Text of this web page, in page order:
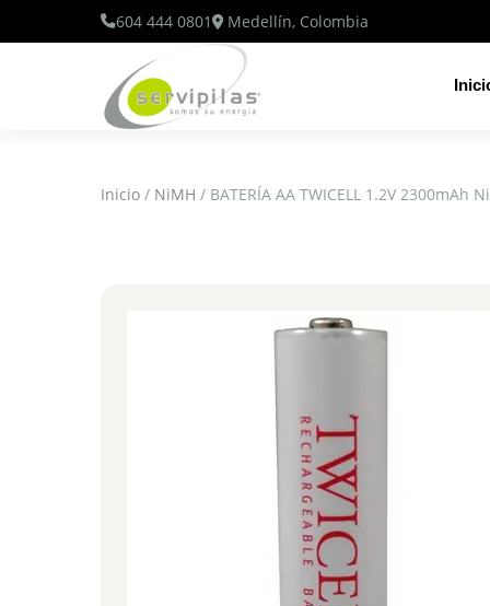
604 444 0801 Medellín, Colombia
Inicio / NiMH / BATERÍA AA TWICELL 1.2V 2300mAh